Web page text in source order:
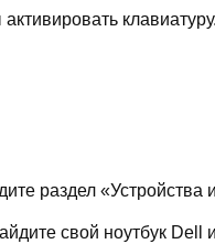
клавиатуру.
раздел «Устройства
свой ноутбук Dell